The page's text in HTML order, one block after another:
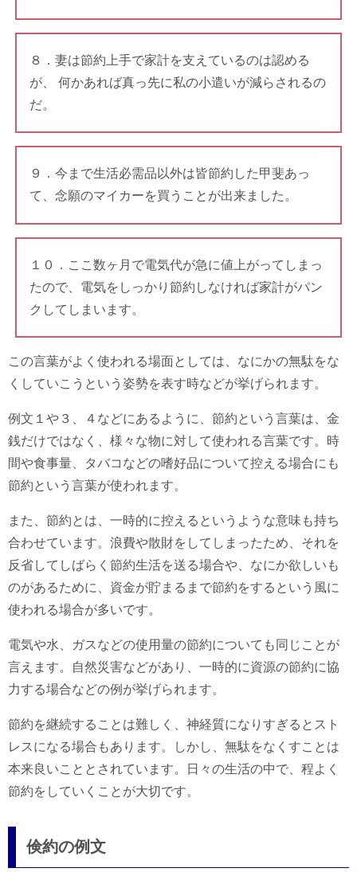
８．妻は節約上手で家計を支えているのは認める
が、 何かあれば真っ先に私の小遣いが減らされるの
だ。
９．今まで生活必需品以外は皆節約した甲斐あっ
て、念願のマイカーを買うことが出来ました。
１０．ここ数ヶ月で電気代が急に値上がってしまっ
たので、電気をしっかり節約しなければ家計がパン
クしてしまいます。
この言葉がよく使われる場面としては、なにかの無駄をな
くしていこうという姿勢を表す時などが挙げられます。
例文１や３、４などにあるように、節約という言葉は、金
銭だけではなく、様々な物に対して使われる言葉です。時
間や食事量、タバコなどの嗜好品について控える場合にも
節約という言葉が使われます。
また、節約とは、一時的に控えるというような意味も持ち
合わせています。浪費や散財をしてしまったため、それを
反省してしばらく節約生活を送る場合や、なにか欲しいも
のがあるために、資金が貯まるまで節約をするという風に
使われる場合が多いです。
電気や水、ガスなどの使用量の節約についても同じことが
言えます。自然災害などがあり、一時的に資源の節約に協
力する場合などの例が挙げられます。
節約を継続することは難しく、神経質になりすぎるとスト
レスになる場合もあります。しかし、無駄をなくすことは
本来良いこととされています。日々の生活の中で、程よく
節約をしていくことが大切です。
倹約の例文